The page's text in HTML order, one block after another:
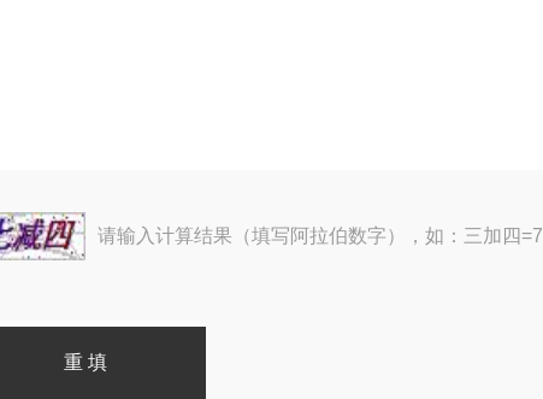
请输入计算结果（填写阿拉伯数字），如：三加四=7